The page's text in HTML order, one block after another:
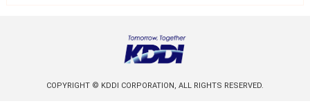
COPYRIGHT © KDDI CORPORATION, ALL RIGHTS RESERVED.